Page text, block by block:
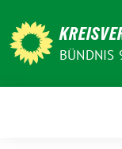
zum
Inhalt
BÜNDNIS